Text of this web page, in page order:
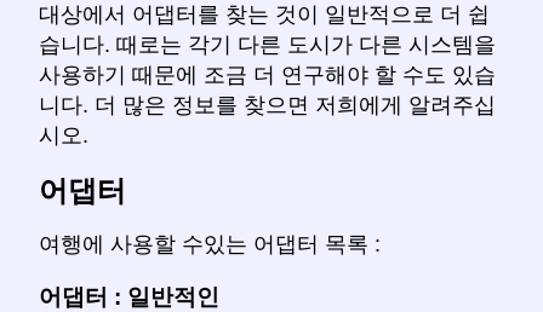
대상에서 어댑터를 찾는 것이 일반적으로 더 쉽
습니다. 때로는 각기 다른 도시가 다른 시스템을
사용하기 때문에 조금 더 연구해야 할 수도 있습
니다. 더 많은 정보를 찾으면 저희에게 알려주십
시오.
어댑터
여행에 사용할 수있는 어댑터 목록 :
어댑터 : 일반적인